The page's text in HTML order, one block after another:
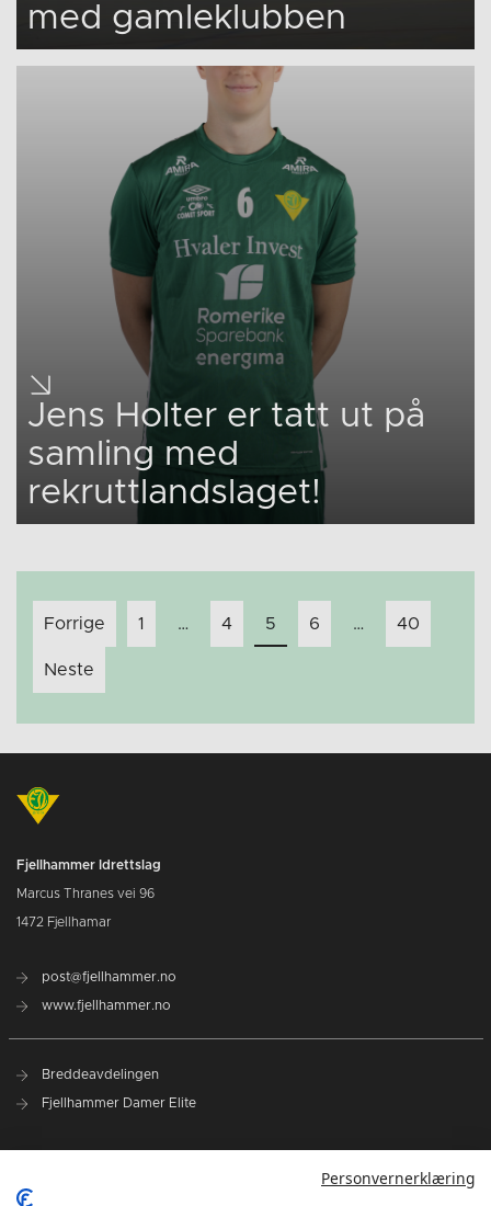
med gamleklubben
Jens Holter er tatt ut på
samling med
rekruttlandslaget!
Innleggnavigasjon
Forrige 1 … 4 5 6 … 40
Neste
Fjellhammer Idrettslag
Marcus Thranes vei 96
1472 Fjellhamar
post@fjellhammer.no
www.fjellhammer.no
Breddeavdelingen
Fjellhammer Damer Elite
Personvernerklæring